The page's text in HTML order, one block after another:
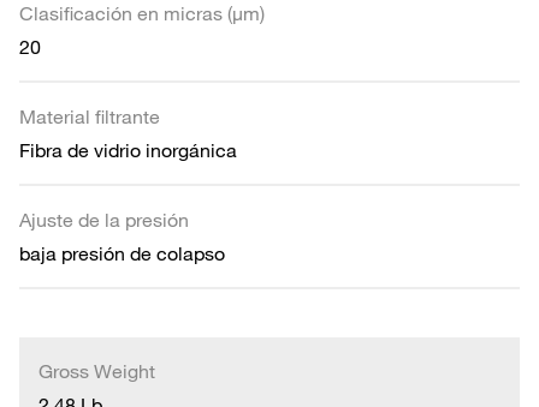
Clasificación en micras (µm)
20
Material filtrante
Fibra de vidrio inorgánica
Ajuste de la presión
baja presión de colapso
Gross Weight